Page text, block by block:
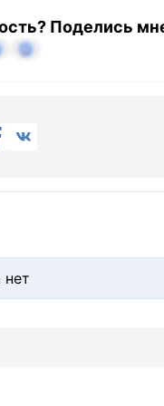
Поделись
Facebook
нет